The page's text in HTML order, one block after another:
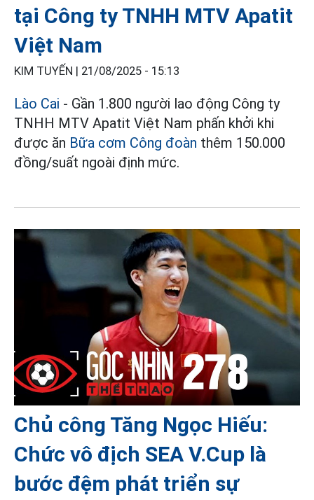
tại Công ty TNHH MTV Apatit
Việt Nam
KIM TUYẾN | 21/08/2025 - 15:13
Lào Cai - Gần 1.800 người lao động Công ty
TNHH MTV Apatit Việt Nam phấn khởi khi
được ăn Bữa cơm Công đoàn thêm 150.000
đồng/suất ngoài định mức.
Chủ công Tăng Ngọc Hiếu:
Chức vô địch SEA V.Cup là
bước đệm phát triển sự